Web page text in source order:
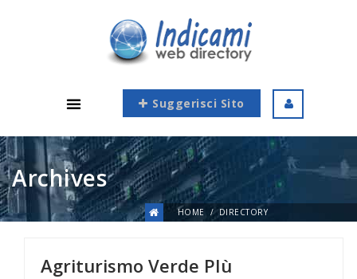
Suggerisci Sito
Archives
HOME DIRECTORY
Agriturismo Verde PIù